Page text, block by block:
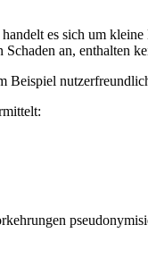
es sich um
an, enthalten